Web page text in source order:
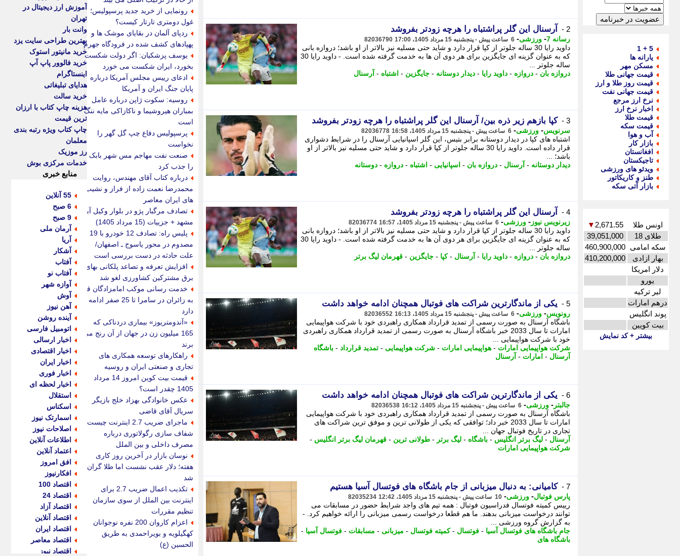
5 + 1
یارانه ها
مسکن مهر
قیمت جهانی طلا
قیمت روز طلا و ارز
قیمت جهانی نفت
نرخ ارز مرجع
اخبار نرخ ارز
قیمت طلا
قیمت سکه
آب و هوا
بازار کار
افغانستان
تاجیکستان
ویدئو های ورزشی
طنز و کاریکاتور
بازار آتی سکه
اونس طلا 2,671.55
▼
طلای 18
39,051,000
سکه امامی 460,900,000
بهار ازادی
410,200,000
دلار امریکا
یورو
لیر ترکیه
درهم امارات
پوند انگلیس
بیت کویین
بیشتر + کد نمایش
2 - آرسنال این گلر پراشتباه را هرچه زودتر بفروشد
رسانه 7 - ورزشی- 6 ساعت پیش - پنجشنبه 15 مرداد 1405، 17:00 82036790
داوید رایا 30 ساله جلوتر از کپا قرار دارد و شاید حتی مسلیه نیز بالاتر از او باشد؛ دروازه بانی
که به عنوان گزینه ای جایگزین برای هر دوی آن ها به خدمت گرفته شده است. - داوید رایا 30
ساله جلوتر ...
دروازه بان - دروازه - داوید رایا - دیدار دوستانه - جایگزین - اشتباه - آرسنال
3 - کپا بازهم زیر ذره بین/ آرسنال این گلر پراشتباه را هرچه زودتر بفروشد
سرنویس- ورزشی- 6 ساعت پیش - پنجشنبه 15 مرداد 1405، 16:58 82036778
اشتباه های کپا در دیدار دوستانه برابر بتیس، این گلر اسپانیایی آرسنال را در شرایط دشواری
قرار داده است. داوید رایا 30 ساله جلوتر از کپا قرار دارد و شاید حتی مسلیه نیز بالاتر از او
باشد؛ ...
دیدار دوستانه - آرسنال - دروازه بان - اسپانیایی - اشتباه - دروازه - دوستانه
4 - آرسنال این گلر پراشتباه را هرچه زودتر بفروشد
زیرنویس نیوز - ورزشی- 6 ساعت پیش - پنجشنبه 15 مرداد 1405، 16:57 82036774
داوید رایا 30 ساله جلوتر از کپا قرار دارد و شاید حتی مسلیه نیز بالاتر از او باشد؛ دروازه بانی
که به عنوان گزینه ای جایگزین برای هر دوی آن ها به خدمت گرفته شده است. - داوید رایا 30
ساله جلوتر ...
دروازه بان - دروازه - داوید رایا - آرسنال -کپا - جایگزین - قهرمان لیگ برتر
5 - یکی از ماندگارترین شراکت های فوتبال همچنان ادامه خواهد داشت
رونویس- ورزشی- 6 ساعت پیش - پنجشنبه 15 مرداد 1405، 16:13 82036552
باشگاه آرسنال به صورت رسمی از تمدید قرارداد همکاری راهبردی خود با شرکت هواپیمایی
امارات تا سال 2033 خبر باشگاه آرسنال به صورت رسمی از تمدید قرارداد همکاری راهبردی
خود با شرکت هواپیمایی ...
شرکت هواپیمایی امارات - هواپیمایی امارات - شرکت هواپیمایی - تمدید قرارداد - باشگاه
آرسنال - امارات - آرسنال
6 - یکی از ماندگارترین شراکت های فوتبال همچنان ادامه خواهد داشت
جالبتر - ورزشی- 6 ساعت پیش - پنجشنبه 15 مرداد 1405، 16:12 82036538
باشگاه آرسنال به صورت رسمی از تمدید قرارداد همکاری راهبردی خود با شرکت هواپیمایی
امارات تا سال 2033 خبر داد؛ توافقی که یکی از طولانی ترین و موفق ترین شراکت های
تجاری در تاریخ فوتبال جهان ...
آرسنال - لیگ برتر انگلیس - باشگاه - لیگ برتر - طولانی ترین - قهرمان لیگ برتر انگلیس -
شرکت هواپیمایی امارات
7 - کامیانی: به دنبال میزبانی از جام باشگاه های فوتسال آسیا هستیم
پارس فوتبال- ورزشی- 10 ساعت پیش - پنجشنبه 15 مرداد 1405، 12:42 82035234
رییس کمیته فوتسال فدراسیون فوتبال : همه تیم های واجد شرایط حضور در مسابقات می
توانند درخواست میزبانی بدهند. ما هم قطعا درخواست رسمی میزبانی را ارائه خواهیم کرد. -
به گزارش گروه ورزشی ...
جام باشگاه های فوتسال آسیا - فوتسال -کمیته فوتسال - میزبانی - مسابقات - فوتسال آسیا -
باشگاه های
رونمایی از خرید جدید پرسپولیس؛
غول دومتری تارتار کیست؟
ردپای آلمان در بقایای موشک ها و
پهپادهای کشف شده در فرودگاه جهرم
یوسف پزشکیان: اگر دولت شکست
بخورد، ایران شکست می خورد
ادعای رییس مجلس آمریکا درباره
پایان جنگ ایران و آمریکا
روسیه: سکوت ژاپن درباره عامل
بمباران هیروشیما و ناکازاکی مایه ننگ
است
پرسپولیس دفاع چپ گل گهر را
نخواست
صنعت نفت مهاجم مس شهر بابک
را جذب کرد
درباره کتاب آقای مهندس، روایت
محمدرضا نعمت زاده از فراز و نشیب
های ایران معاصر
تصادف مرگبار پژو در بلوار وکیل آباد
مشهد + جزییات (15 مرداد 1405)
پلیس راه: تصادف 12 خودرو با 19
مصدوم در محور یاسوج ـ اصفهان/
علت حادثه در دست بررسی است
افزایش تعرفه و تصاعد پلکانی بهای
برق مشترکین کشاورزی لغو شد
خدمت رسانی موکب امامزادگان قم
به زائران در سامرا تا 25 صفر ادامه
دارد
«آندومتریوز» بیماری دردناکی که
165 میلیون زن در جهان از آن رنج می
برند
راهکارهای توسعه همکاری های
تجاری و صنعتی ایران و روسیه
قیمت بیت کوین امروز 14 مرداد
1405 چقدر است؟
عکس خانوادگی بهزاد خلج بازیگر
سریال آقای قاضی
ماجرای ضریب 2.7 اینترنت چیست؟
شفاف سازی رگولاتوری درباره
مصرف داخلی و بین الملل
نوسان بازار در آخرین روز کاری
هفته؛ دلار عقب نشست اما طلا گران
شد
تکذیب اعمال ضریب 2.7 برای
اینترنت بین الملل از سوی سازمان
تنظیم مقررات
اعزام کاروان 200 نفره نوجوانان
کهگیلویه و بویراحمدی به طریق
الحسین (ع)
آموزش ارز دیجیتال در
تهران
وانت بار
بهترین طراحی سایت یزد
خرید مانیتور استوک
خرید فالوور پاپ آپ
اینستاگرام
هدایای تبلیغاتی
خرید سالت
هزینه چاپ کتاب با ارزان
ترین قیمت
چاپ کتاب ویژه رتبه بندی
معلمان
رز موزیک
خدمات مرکزی بوش
منابع خبری
55 آنلاین
6 صبح
9 صبح
آرمان ملی
آریا
آشکار
آفتاب
آفتاب نو
آوازه شهر
آوش
آهن نیوز
آینده روشن
اتومبیل فارسی
اخبار ارسالی
اخبار اقتصادی
اخبار ایران
اخبار فوری
اخبار لحظه ای
استقلال
اسکناس
اسمارتک نیوز
اصلاحات نیوز
اطلاعات آنلاین
اعتماد آنلاین
افق امروز
افکارنیوز
اقتصاد 100
اقتصاد 24
اقتصاد آزاد
اقتصاد آنلاین
اقتصاد ایران
اقتصاد معاصر
اقتصاد نیوز